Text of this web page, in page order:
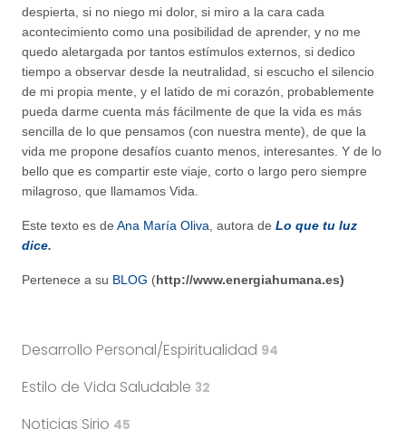
despierta, si no niego mi dolor, si miro a la cara cada
acontecimiento como una posibilidad de aprender, y no me
quedo aletargada por tantos estímulos externos, si dedico
tiempo a observar desde la neutralidad, si escucho el silencio
de mi propia mente, y el latido de mi corazón, probablemente
pueda darme cuenta más fácilmente de que la vida es más
sencilla de lo que pensamos (con nuestra mente), de que la
vida me propone desafíos cuanto menos, interesantes. Y de lo
bello que es compartir este viaje, corto o largo pero siempre
milagroso, que llamamos Vida.
Este texto es de Ana María Oliva , autora de Lo que tu luz
dice.
Pertenece a su BLOG (http://www.energiahumana.es)
Desarrollo Personal/Espiritualidad 94
Estilo de Vida Saludable 32
Noticias Sirio 45